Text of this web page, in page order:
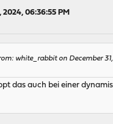
2024, 06:36:55 PM
white_rabbit on December
das auch bei einer